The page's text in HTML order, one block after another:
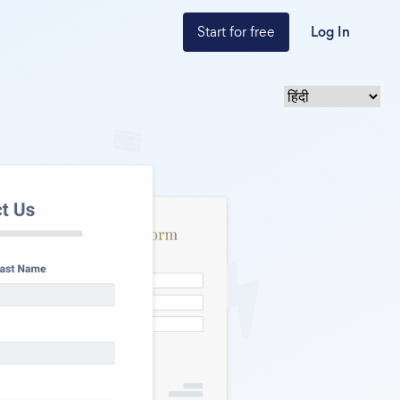
Start for free Log In